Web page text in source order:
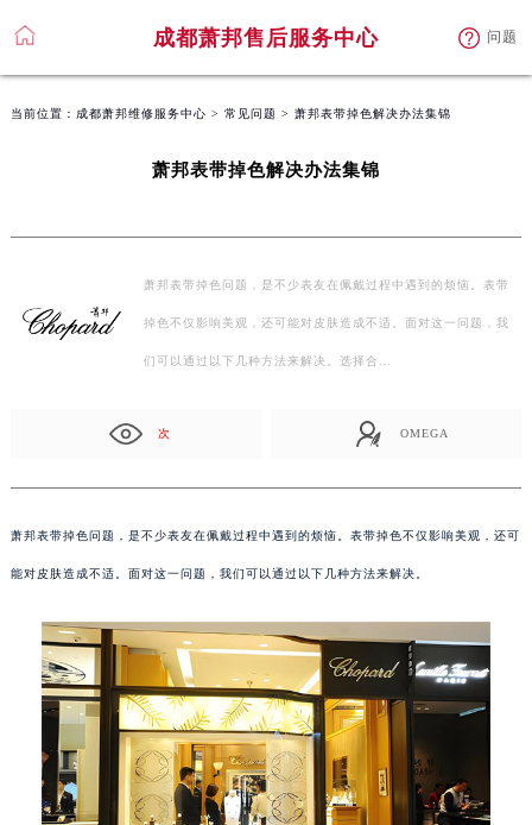
成都萧邦售后服务中心 问题
当前位置： 成都萧邦维修服务中心 > 常见问题 > 萧邦表带掉色解决办法集锦
萧邦表带掉色解决办法集锦
萧邦表带掉色问题，是不少表友在佩戴过程中遇到的烦恼。表带
掉色不仅影响美观，还可能对皮肤造成不适。面对这一问题，我
们可以通过以下几种方法来解决。选择合…
次 OMEGA
萧邦表带掉色问题，是不少表友在佩戴过程中遇到的烦恼。表带掉色不仅影响美观，还可
能对皮肤造成不适。面对这一问题，我们可以通过以下几种方法来解决。